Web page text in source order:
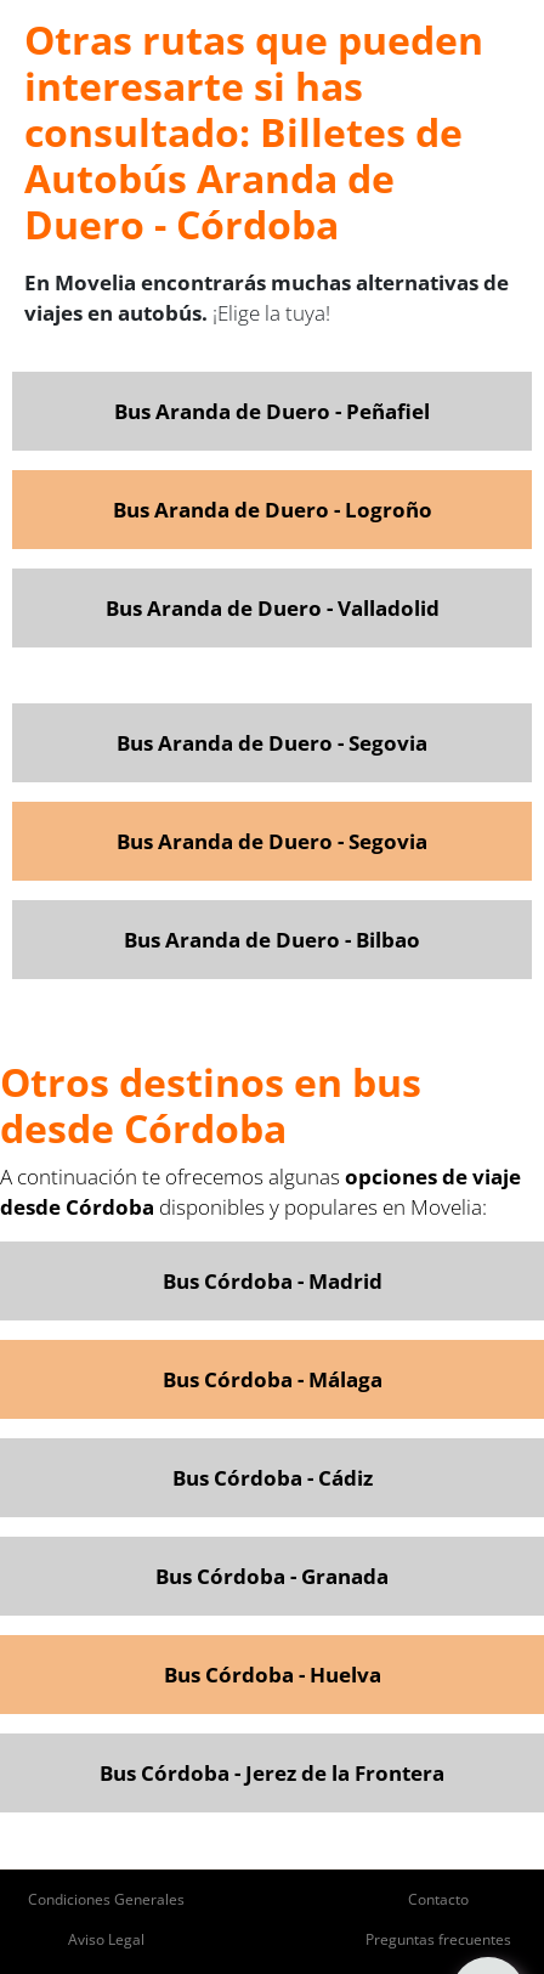
Otras rutas que pueden
interesarte si has
consultado: Billetes de
Autobús Aranda de
Duero - Córdoba
En Movelia encontrarás muchas alternativas de
viajes en autobús. ¡Elige la tuya!
Bus Aranda de Duero - Peñafiel
Bus Aranda de Duero - Logroño
Bus Aranda de Duero - Valladolid
Bus Aranda de Duero - Segovia
Bus Aranda de Duero - Segovia
Bus Aranda de Duero - Bilbao
Otros destinos en bus
desde Córdoba
A continuación te ofrecemos algunasopciones de viaje
desde Córdoba disponibles y populares en Movelia:
Bus Córdoba - Madrid
Bus Córdoba - Málaga
Bus Córdoba - Cádiz
Bus Córdoba - Granada
Bus Córdoba - Huelva
Bus Córdoba - Jerez de la Frontera
Condiciones Generales
Aviso Legal
Contacto
Preguntas frecuentes